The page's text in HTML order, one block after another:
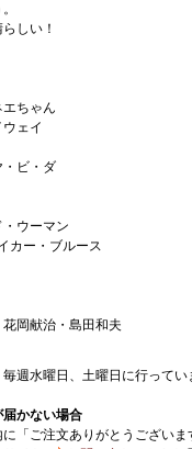
しい！
ちゃん
ェイ
・ビ・ダ
ウーマン
カー・ブルース
岡献治・島田和夫
週水曜日、土曜日に行ってい
かない場合
「ご注文ありがとうござい